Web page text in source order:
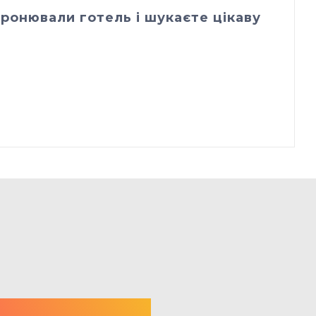
готель і шукаєте цікаву